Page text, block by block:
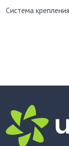
Система